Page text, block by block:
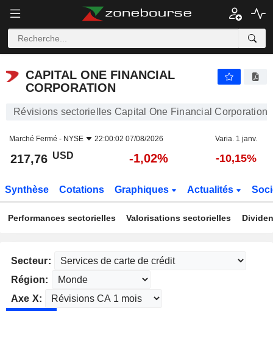
CAPITAL ONE FINANCIAL
CORPORATION
Révisions sectorielles Capital One Financial Corporation
Marché Fermé - NYSE 22:00:02 07/08/2026 Varia. 1 janv.
217,76 USD -1,02% -10,15%
Synthèse Cotations Graphiques Actualités
Performances sectorielles Valorisations sectorielles
Secteur:
Région:
Axe X: